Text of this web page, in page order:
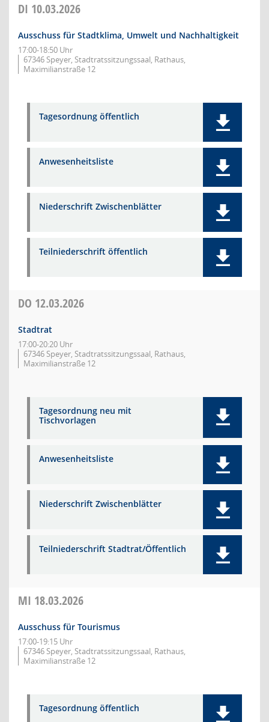
DI 10.03.2026
Ausschuss für Stadtklima, Umwelt und Nachhaltigkeit
17:00-18:50 Uhr
67346 Speyer, Stadtratssitzungssaal, Rathaus,
Maximilianstraße 12
Tagesordnung öffentlich
Anwesenheitsliste
Niederschrift Zwischenblätter
Teilniederschrift öffentlich
DO 12.03.2026
Stadtrat
17:00-20:20 Uhr
67346 Speyer, Stadtratssitzungssaal, Rathaus,
Maximilianstraße 12
Tagesordnung neu mit
Tischvorlagen
Anwesenheitsliste
Niederschrift Zwischenblätter
Teilniederschrift Stadtrat/Öffentlich
MI 18.03.2026
Ausschuss für Tourismus
17:00-19:15 Uhr
67346 Speyer, Stadtratssitzungssaal, Rathaus,
Maximilianstraße 12
Tagesordnung öffentlich